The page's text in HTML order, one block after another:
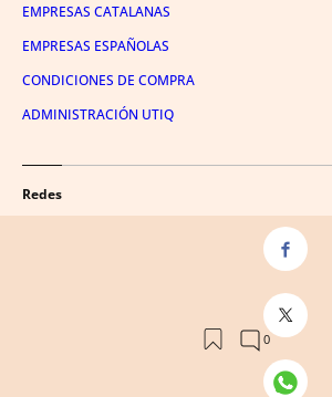
EMPRESAS CATALANAS
EMPRESAS ESPAÑOLAS
CONDICIONES DE COMPRA
ADMINISTRACIÓN UTIQ
Redes